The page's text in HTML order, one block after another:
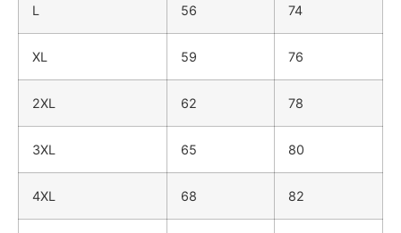
L 56 74
XL 59 76
2XL 62 78
3XL 65 80
4XL 68 82